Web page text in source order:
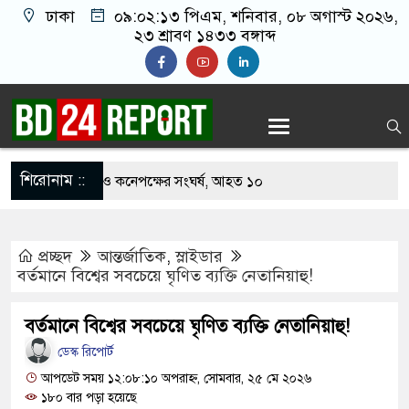
ঢাকা ০৯:০২:১৪ পিএম, শনিবার, ০৮ অগাস্ট ২০২৬,
২৩ শ্রাবণ ১৪৩৩ বঙ্গাব্দ
শিরোনাম ::
খাবার নিয়ে বর ও কনেপক্ষের সংঘর্ষ, আহত ১০
শঙ্কায় দেশজুড়ে পুলিশের সতর্কতা জারি
যুবদল সভাপতি আটক, ভিডিও ভাইরাল
দায়ী থাকবে জামায়াত-এনসিপি: রাশেদ খাঁন
প্রচ্ছদ আন্তর্জাতিক,স্লাইডার
বর্তমানে বিশ্বের সবচেয়ে ঘৃণিত ব্যক্তি নেতানিয়াহু!
বর্তমানে বিশ্বের সবচেয়ে ঘৃণিত ব্যক্তি নেতানিয়াহু!
ডেস্ক রিপোর্ট
আপডেট সময় ১২:০৮:১০ অপরাহ্ন, সোমবার, ২৫ মে ২০২৬
১৮০ বার পড়া হয়েছে